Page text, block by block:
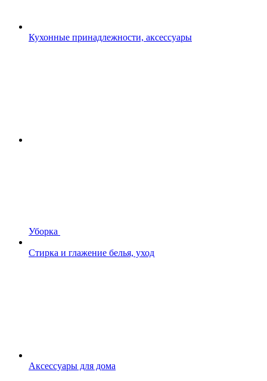
Кухонные принадлежности, аксессуары
Уборка
Стирка и глажение белья, уход
Аксессуары для дома